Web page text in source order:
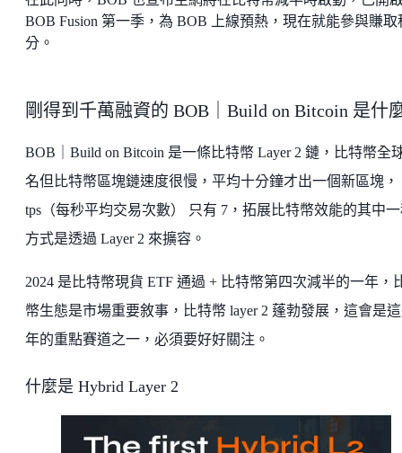
BOB Fusion 第一季，為 BOB 上線預熱，現在就能參與賺取
分。
剛得到千萬融資的 BOB｜Build on Bitcoin 是什
BOB｜Build on Bitcoin 是一條比特幣 Layer 2 鏈，比特幣全
名但比特幣區塊鏈速度很慢，平均十分鐘才出一個新區塊，
tps（每秒平均交易次數） 只有 7，拓展比特幣效能的其中
方式是透過 Layer 2 來擴容。
2024 是比特幣現貨 ETF 通過 + 比特幣第四次減半的一年，
幣生態是市場重要敘事，比特幣 layer 2 蓬勃發展，這會是
年的重點賽道之一，必須要好好關注。
什麼是 Hybrid Layer 2